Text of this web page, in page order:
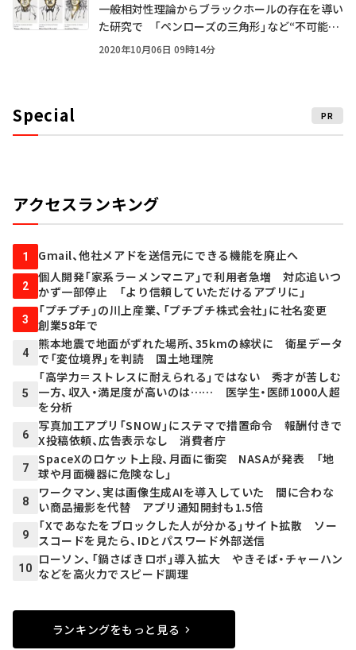
一般相対性理論からブラックホールの存在を導い
た研究で 「ペンローズの三角形」など“不可能立
体”でも有名
2020年10月06日 09時14分
Special PR
アクセスランキング
1 Gmail、他社メアドを送信元にできる機能を廃止へ
2
個人開発「家系ラーメンマニア」で利用者急増 対応追いつ
かず一部停止 「より信頼していただけるアプリに」
3
「プチプチ」の川上産業、「プチプチ株式会社」に社名変更
創業58年で
4
熊本地震で地面がずれた場所、35kmの線状に 衛星データ
で「変位境界」を判読 国土地理院
5
「高学力＝ストレスに耐えられる」ではない 秀才が苦しむ
一方、収入・満足度が高いのは…… 医学生・医師1000人超
を分析
6
写真加工アプリ「SNOW」にステマで措置命令 報酬付きで
X投稿依頼、広告表示なし 消費者庁
7
SpaceXのロケット上段、月面に衝突 NASAが発表 「地
球や月面機器に危険なし」
8
ワークマン、実は画像生成AIを導入していた 間に合わな
い商品撮影を代替 アプリ通知開封も1.5倍
9
「Xであなたをブロックした人が分かる」サイト拡散 ソー
スコードを見たら、IDとパスワード外部送信
10
ローソン、「鍋さばきロボ」導入拡大 やきそば・チャーハン
などを高火力でスピード調理
ランキングをもっと見る